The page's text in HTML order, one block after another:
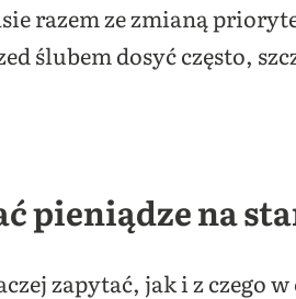
razem ze zmianą
ślubem dosyć często,
pieniądze na
zapytać, jak i z czego